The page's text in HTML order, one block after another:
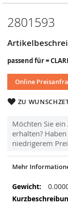
2801593
passend für =
Online
ZU
Möchten Sie
erhalten?
niedrigerem
Anfang
Bildergalerie
Mehr
Mehr
Informationen